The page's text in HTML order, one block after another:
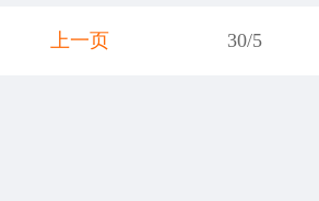
上一页 30/5